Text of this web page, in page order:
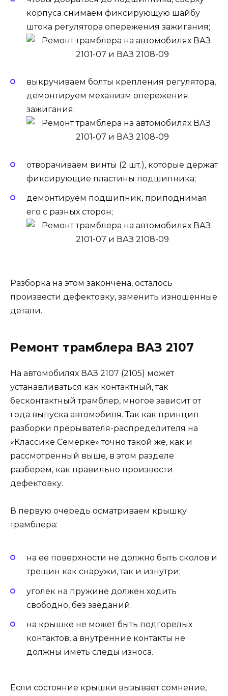
корпуса снимаем фиксирующую шайбу
штока регулятора опережения зажигания;
выкручиваем болты крепления регулятора,
демонтируем механизм опережения
зажигания;
отворачиваем винты (2 шт.), которые держат
фиксирующие пластины подшипника;
демонтируем подшипник, приподнимая
его с разных сторон;
Разборка на этом закончена, осталось
произвести дефектовку, заменить изношенные
детали.
Ремонт трамблера ВАЗ 2107
На автомобилях ВАЗ 2107 (2105) может
устанавливаться как контактный, так
бесконтактный трамблер, многое зависит от
года выпуска автомобиля. Так как принцип
разборки прерывателя-распределителя на
«Классике Семерке» точно такой же, как и
рассмотренный выше, в этом разделе
разберем, как правильно произвести
дефектовку.
В первую очередь осматриваем крышку
трамблера:
на ее поверхности не должно быть сколов и
трещин как снаружи, так и изнутри;
уголек на пружине должен ходить
свободно, без заеданий;
на крышке не может быть подгорелых
контактов, а внутренние контакты не
должны иметь следы износа.
Если состояние крышки вызывает сомнение,